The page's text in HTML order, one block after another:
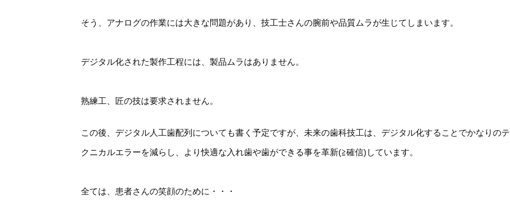
そう、アナログの作業には大きな問題があり、技工士さんの腕前や品質ムラが生じてしまいます。
デジタル化された製作工程には、製品ムラはありません。
熟練工、匠の技は要求されません。
この後、デジタル人工歯配列についても書く予定ですが、未来の歯科技工は、デジタル化することでかなりのテ
クニカルエラーを減らし、より快適な入れ歯や歯ができる事を革新(≧確信)しています。
全ては、患者さんの笑顔のために・・・